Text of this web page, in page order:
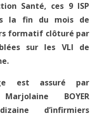
Santé, ces 9 ISP
la fin du mois de
formatif clôturé par
sur les VLI de
est assuré par
BOYER
d’infirmiers